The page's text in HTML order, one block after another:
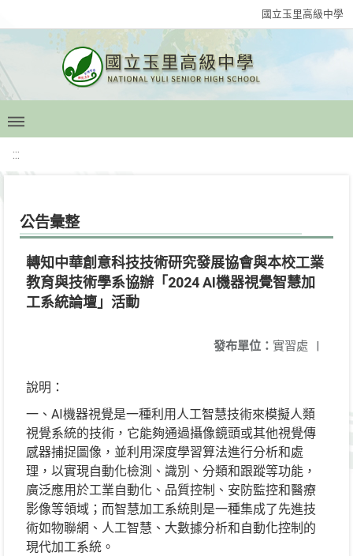
國立玉里高級中學
:::
公告彙整
轉知中華創意科技技術研究發展協會與本校工業
教育與技術學系協辦「2024 AI機器視覺智慧加
工系統論壇」活動
發布單位： 實習處 |
說明：
一、AI機器視覺是一種利用人工智慧技術來模擬人類
視覺系統的技術，它能夠通過攝像鏡頭或其他視覺傳
感器捕捉圖像，並利用深度學習算法進行分析和處
理，以實現自動化檢測、識別、分類和跟蹤等功能，
廣泛應用於工業自動化、品質控制、安防監控和醫療
影像等領域；而智慧加工系統則是一種集成了先進技
術如物聯網、人工智慧、大數據分析和自動化控制的
現代加工系統。